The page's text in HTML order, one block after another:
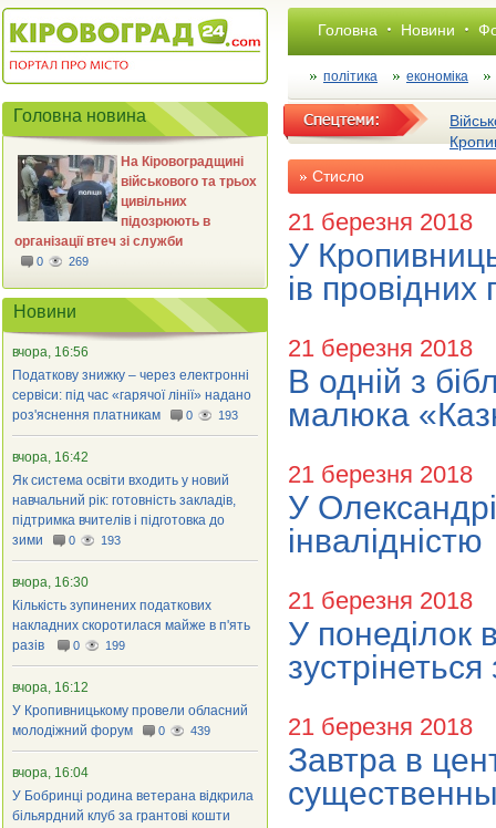
Головна Новини
політика економіка
Стисло
21 березня 2018
У
ів
21 березня 2018
В одній з
малюка
21 березня 2018
У
інвалідністю
21 березня 2018
У понеділок
21 березня 2018
Завтра в
Головна новина
На Кіровоградщині
військового та трьох
цивільних
підозрюють в
організації втеч зі служби
0 269
Новини
вчора, 16:56
Податкову знижку – через електронні
сервіси: під час «гарячої лінії» надано
роз'яснення платникам
0 193
вчора, 16:42
Як система освіти входить у новий
навчальний рік: готовність закладів,
підтримка вчителів і підготовка до
зими
0 193
вчора, 16:30
Кількість зупинених податкових
накладних скоротилася майже в п'ять
разів
0 199
вчора, 16:12
У Кропивницькому провели обласний
молодіжний форум
0 439
вчора, 16:04
У Бобринці родина ветерана відкрила
більярдний клуб за грантові кошти